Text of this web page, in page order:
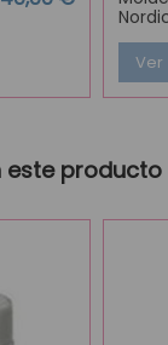
Ver
este